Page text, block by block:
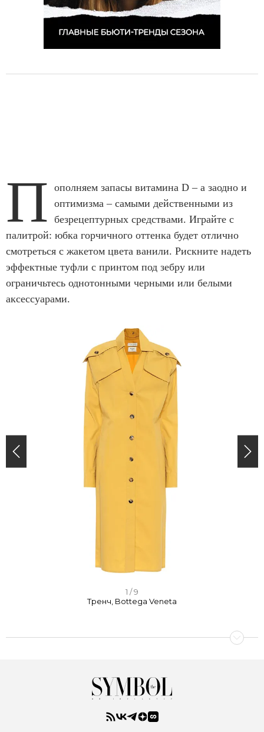
П ополняем запасы витамина D – а заодно и
оптимизма – самыми действенными из
безрецептурных средствами. Играйте с
палитрой: юбка горчичного оттенка будет отлично
смотреться с жакетом цвета ванили. Рискните надеть
эффектные туфли с принтом под зебру или
ограничьтесь однотонными черными или белыми
аксессуарами.
m
1 / 9
Тренч, Bottega Veneta